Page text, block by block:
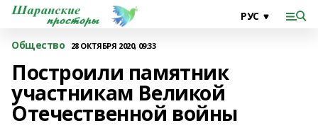
Общество 28 ОКТЯБРЯ 2020, 09:33
Построили памятник
участникам Великой
Отечественной войны